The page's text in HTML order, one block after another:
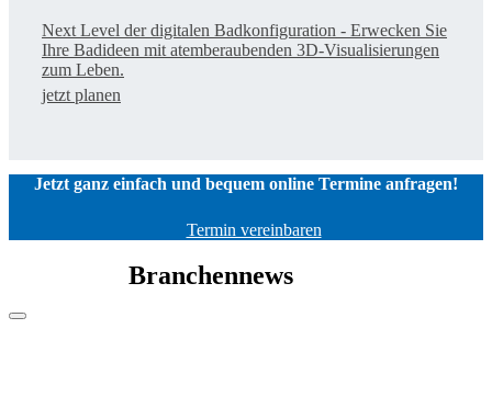
Next Level der digitalen Badkonfiguration - Erwecken Sie
Ihre Badideen mit atemberaubenden 3D-Visualisierungen
zum Leben.
jetzt planen
Jetzt ganz einfach und bequem online Termine anfragen!
Termin vereinbaren
Branchennews